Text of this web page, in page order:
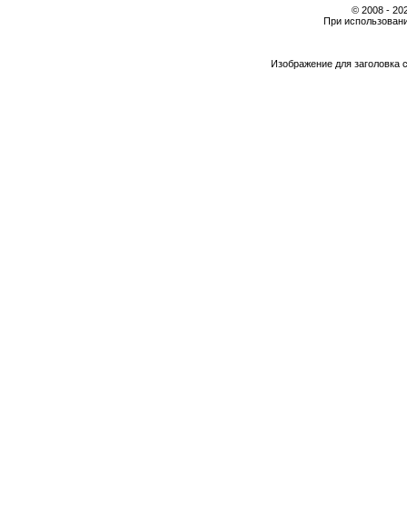
© 2008 -
При
Изображение для